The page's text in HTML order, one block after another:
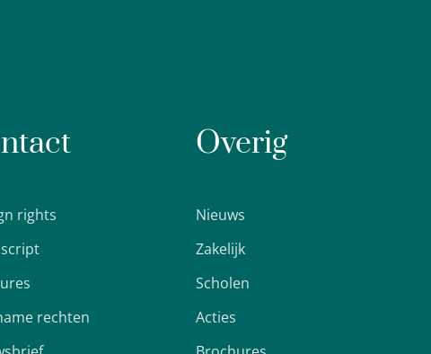
rights
rechten
Overig
Nieuws
Zakelijk
Scholen
Acties